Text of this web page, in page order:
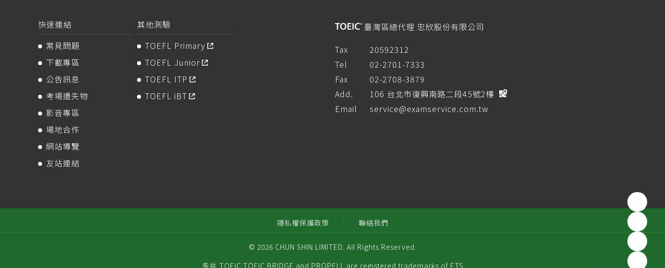
快速連結
常見問題
下載專區
公告訊息
考場遺失物
影音專區
場地合作
網站導覽
友站連結
其他測驗
TOEFL Primary
TOEFL Junior
TOEFL ITP
TOEFL iBT
臺灣區總代理 忠欣股份有限公司
Tax
20592312
Tel
02-2701-7333
Fax
02-2708-3879
Add.
106 台北市復興南路二段45號2樓
Email
service@examservice.com.tw
隱私權保護政策 聯絡我們
© 2026 CHUN SHIN LIMITED. All Rights Reserved.
多益,TOEIC,TOEIC BRIDGE and PROPELL are registered trademarks of ETS